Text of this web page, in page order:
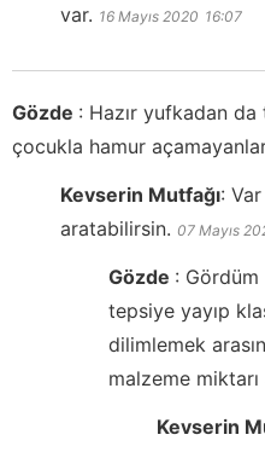
var. 16 Mayıs 2020 16:07
Gözde : Hazır yufkadan
çocukla hamur
Kevserin Mutfağı:
aratabilirsin. 07 Mayıs
Gözde : Gördüm
tepsiye yayıp
dilimlemek
malzeme miktarı
Kevserin